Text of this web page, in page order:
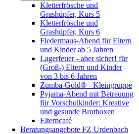
Kletterfrösche und
Grashüpfer, Kurs 5
Kletterfrösche und
Grashüpfer, Kurs 6
Fledermaus-Abend für Eltern
und Kinder ab 5 Jahren
Lagerfeuer - aber sicher! für
(Groß-) Eltern und Kinder
von 3 bis 6 Jahren
Zumba-Gold® - Kleingruppe
Pyjama-Abend mit Betreuung
für Vorschulkinder: Kreative
und gesunde Brotboxen
Elterncafé
Beratungsangebote FZ Urdenbach